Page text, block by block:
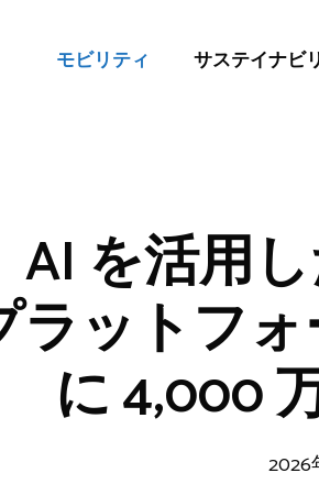
モビリティ サステイナビ
AI を活用
ラットフ
に 4,000
2026